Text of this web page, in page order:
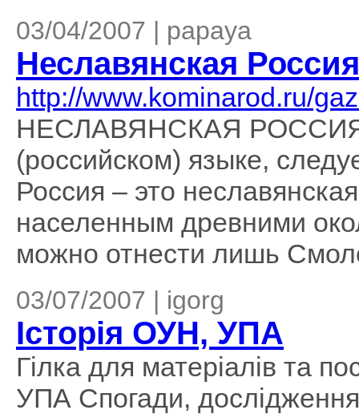
03/04/2007 | papaya
Неславянская
http://www.kominarod.ru/
НЕСЛАВЯНСКАЯ РОССИЯ
(российском) языке,
Россия – это
населенным древними
можно отнести лишь
03/07/2007 | igorg
Історія ОУН, УПА
Гілка для матеріалів та
УПА Спогади, дослідження